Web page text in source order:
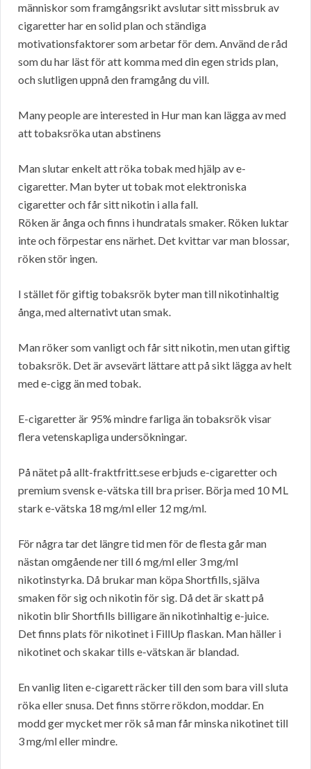
människor som framgångsrikt avslutar sitt missbruk av
cigaretter har en solid plan och ständiga
motivationsfaktorer som arbetar för dem. Använd de råd
som du har läst för att komma med din egen strids plan,
och slutligen uppnå den framgång du vill.
Many people are interested in Hur man kan lägga av med
att tobaksröka utan abstinens
Man slutar enkelt att röka tobak med hjälp av e-
cigaretter. Man byter ut tobak mot elektroniska
cigaretter och får sitt nikotin i alla fall.
Röken är ånga och finns i hundratals smaker. Röken luktar
inte och förpestar ens närhet. Det kvittar var man blossar,
röken stör ingen.
I stället för giftig tobaksrök byter man till nikotinhaltig
ånga, med alternativt utan smak.
Man röker som vanligt och får sitt nikotin, men utan giftig
tobaksrök. Det är avsevärt lättare att på sikt lägga av helt
med e-cigg än med tobak.
E-cigaretter är 95% mindre farliga än tobaksrök visar
flera vetenskapliga undersökningar.
På nätet på allt-fraktfritt.sese erbjuds e-cigaretter och
premium svensk e-vätska till bra priser. Börja med 10 ML
stark e-vätska 18 mg/ml eller 12 mg/ml.
För några tar det längre tid men för de flesta går man
nästan omgående ner till 6 mg/ml eller 3 mg/ml
nikotinstyrka. Då brukar man köpa Shortfills, själva
smaken för sig och nikotin för sig. Då det är skatt på
nikotin blir Shortfills billigare än nikotinhaltig e-juice.
Det finns plats för nikotinet i FillUp flaskan. Man häller i
nikotinet och skakar tills e-vätskan är blandad.
En vanlig liten e-cigarett räcker till den som bara vill sluta
röka eller snusa. Det finns större rökdon, moddar. En
modd ger mycket mer rök så man får minska nikotinet till
3 mg/ml eller mindre.